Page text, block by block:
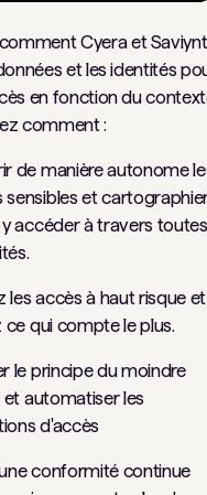
Cyera et Saviynt
et les identités
en fonction du
comment :
de manière autonome
sensibles et
accéder à travers toutes
les accès à haut risque et
ce qui compte le plus.
le principe du moindre
et automatiser les
d'accès
conformité continue